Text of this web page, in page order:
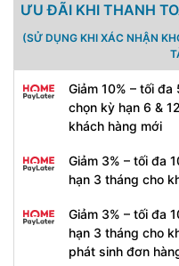
ƯU ĐÃI KHI THANH
(SỬ DỤNG KHI XÁC NHẬN
Giảm 10% – tối
chọn kỳ hạn 6 &
khách hàng mới
Giảm 3% – tối đa
hạn 3 tháng cho
Giảm 3% – tối đa
hạn 3 tháng cho
phát sinh đơn